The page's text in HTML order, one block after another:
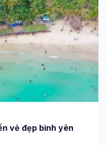
vẻ đẹp bình yên